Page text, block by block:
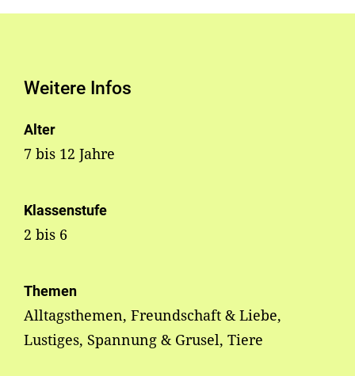
Weitere Infos
Alter
7 bis 12 Jahre
Klassenstufe
2 bis 6
Themen
Alltagsthemen, Freundschaft & Liebe,
Lustiges, Spannung & Grusel, Tiere